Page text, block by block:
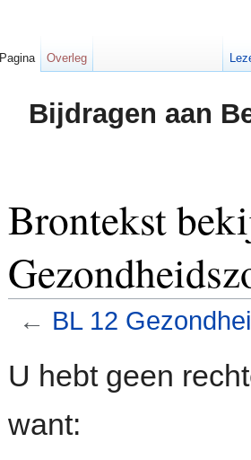
Bijdragen aan
Brontekst
← BL 12
U hebt geen
want:
Pagina Overleg